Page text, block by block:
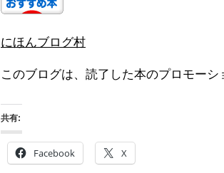
にほんブログ村
このブログは、読了した本のプロモー
共有:
Facebook X